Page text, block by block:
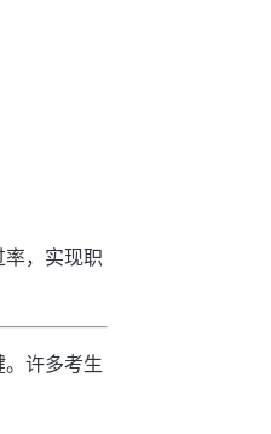
，实现职
许多考生